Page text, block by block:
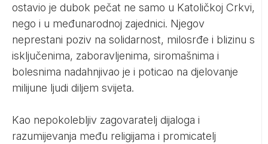
ostavio je dubok pečat ne samo u Katoličkoj Crkvi,
nego i u međunarodnoj zajednici. Njegov
neprestani poziv na solidarnost, milosrđe i blizinu s
isključenima, zaboravljenima, siromašnima i
bolesnima nadahnjivao je i poticao na djelovanje
milijune ljudi diljem svijeta.
Kao nepokolebljiv zagovaratelj dijaloga i
razumijevanja među religijama i promicatelj